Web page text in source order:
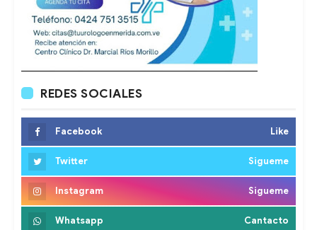
REDES SOCIALES
Facebook Like
Twitter Sigueme
Instagram Sigueme
Whatsapp Cantacto